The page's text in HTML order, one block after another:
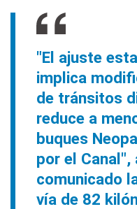
"El ajuste
implica
de tránsitos
reduce a
buques
por el Canal",
comunicado
vía de 82